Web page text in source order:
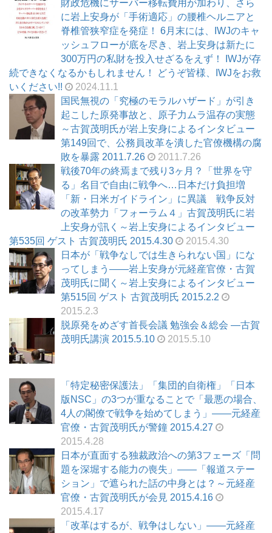
財政危機にサーバー移転費用が加わり、さら
に岩上安身が「手術適応」の腰椎ヘルニアと
脊椎管狭窄症を発症！ 6月末には、IWJのキャ
ッシュフローが底を尽き、岩上安身は新たに
300万円の私財を投入せざるをえず！ IWJが存
続できなくなるかもしれません！ どうぞ皆様、IWJをお救
いください!!
2024.11.1
国民無視の「究極のモラルハザード」が引き
起こした原発事故と、原子力ムラ温存の実態
～古賀茂明氏が岩上安身によるインタビュー
第149回で、公務員改革を潰した官僚機構の腐
敗を暴露 2011.7.26
2011.7.26
戦後70年の終焉まで残り3ヶ月？「世界を守
る」名目で自由に戦争へ…日本だけ負担増
「新・日米ガイドライン」に異議 戦争反対
の改革勢力「フォーラム４」古賀茂明氏に岩
上安身が訊く～岩上安身によるインタビュー
第535回 ゲスト 古賀茂明氏 2015.4.30
2015.4.30
日本が「戦争なしでは生きられない国」にな
ってしまう――岩上安身が元経産官僚・古賀
茂明氏に聞く～岩上安身によるインタビュー
第515回 ゲスト 古賀茂明氏 2015.2.2
2015.2.3
脱原発をめざす首長会議 勉強会＆総会 ―古賀
茂明氏講演 2015.5.10
2015.5.10
「特定秘密保護法」「集団的自衛権」「日本
版NSC」の3つが重なることで「最悪の場合、
4人の閣僚で戦争を始めてしまう」――元経産
官僚・古賀茂明氏が警鐘 2015.4.27
2015.4.28
日本が直面する独裁政治への第3フェーズ「問
題を深堀する能力の喪失」――「報道ステー
ション」で遮られた話の中身とは？～元経産
官僚・古賀茂明氏が会見 2015.4.16
2015.4.17
「改革はするが、戦争はしない」――元経産